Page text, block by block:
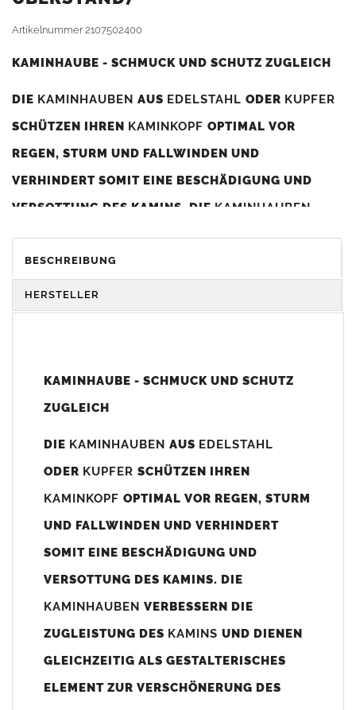
Artikelnummer2107502400
KAMINHAUBE - SCHMUCK UND SCHUTZ ZUGLEICH
DIE KAMINHAUBEN AUS EDELSTAHL ODER KUPFER
SCHÜTZEN IHREN KAMINKOPF OPTIMAL VOR
REGEN, STURM UND FALLWINDEN UND
VERHINDERT SOMIT EINE BESCHÄDIGUNG UND
VERSOTTUNG DES KAMINS. DIE KAMINHAUBEN
DIENEN GLEICHZEITIG ALS GESTALTERISCHES
ELEMENT ZUR VERSCHÖNERUNG DES BAUWERKS.
Unsere Maßangaben beziehen sich immer auf das
800mm x 740-800mm angefertigt (siehe Bild/Zeichnung unten).
angefertigt werden (bitte anfragen).
(siehe Bild/Zeichnung unten) angefertigt. Sollten die Bohrungen
nicht passen dann bitte "ohne"Bohrungen (Auswahlfeld)
bis 500mm Kaminbreite: Abstand vom Kaminrand ca.
80mm
BESCHREIBUNG
HERSTELLER
KAMINHAUBE - SCHMUCK UND SCHUTZ
ZUGLEICH
DIE KAMINHAUBEN AUS EDELSTAHL
ODER KUPFER SCHÜTZEN IHREN
KAMINKOPF OPTIMAL VOR REGEN, STURM
UND FALLWINDEN UND VERHINDERT
SOMIT EINE BESCHÄDIGUNG UND
VERSOTTUNG DES KAMINS. DIE
KAMINHAUBEN VERBESSERN DIE
ZUGLEISTUNG DES KAMINS UND DIENEN
GLEICHZEITIG ALS GESTALTERISCHES
ELEMENT ZUR VERSCHÖNERUNG DES